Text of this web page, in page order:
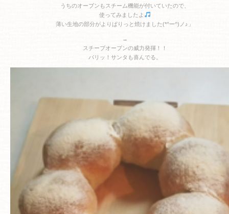
うちのオーブンもスチーム機能が付いていたので、
使ってみましたよ
薄い生地の部分がよりぱりっと焼けました(*^ー^)ノ♪」
→
スチーブオーブンの威力発揮！！
パリッ！サンタも喜んでる。